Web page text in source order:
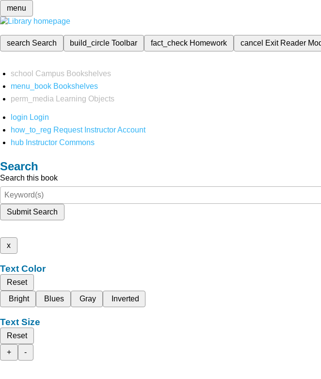
menu
search Search build_circleToolbar fact_check Homework cancel Exit Reader
school Campus Bookshelves
menu_book Bookshelves
perm_media
Learning Objects
login Login
how_to_reg Request Instructor Account
hub Instructor Commons
Search
Search this book
Submit Search
x
Text Color
Reset
Bright
Blues Gray Inverted
Text Size
Reset
+
-